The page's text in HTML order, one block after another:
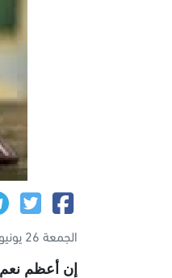
الجمعة 26 يونيو 2026 11:01 ص
إن أعظم نعم